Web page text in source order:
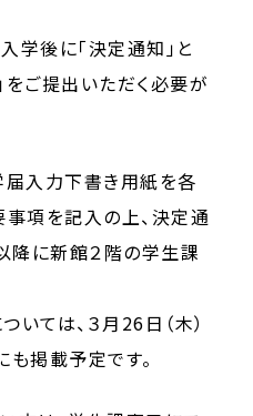
学後に「決定通知」と
をご提出いただく必要が
届入力下書き用紙を各
事項を記入の上、決定通
降に新館２階の学生課
ては、３月26日（木）
掲載予定です。